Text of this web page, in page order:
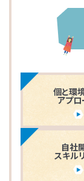
個と環
アプ
自社
スキル